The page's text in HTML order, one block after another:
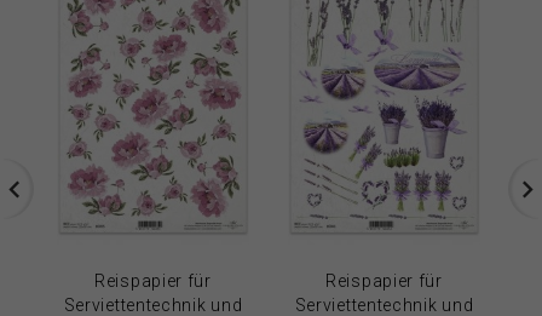
Reispapier für
Serviettentechnik und
Reispapier für
Serviettentechnik und